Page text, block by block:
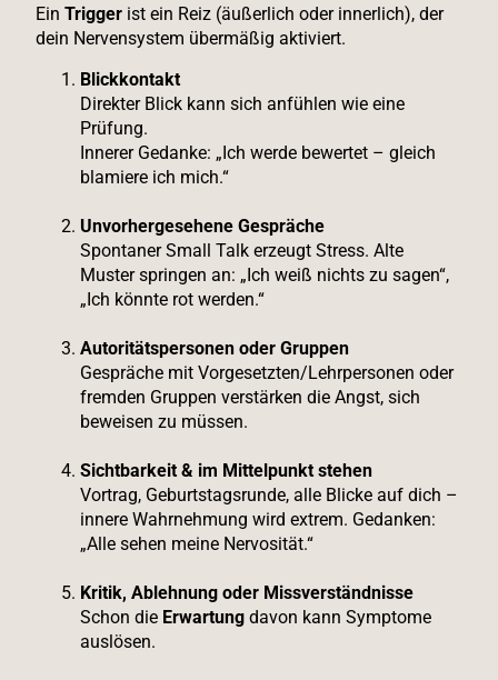
Ein Trigger ist ein Reiz (äußerlich oder innerlich), der
dein Nervensystem übermäßig aktiviert.
Blickkontakt
Direkter Blick kann sich anfühlen wie eine
Prüfung.
Innerer Gedanke: „Ich werde bewertet – gleich
blamiere ich mich.“
Unvorhergesehene Gespräche
Spontaner Small Talk erzeugt Stress. Alte
Muster springen an: „Ich weiß nichts zu sagen“,
„Ich könnte rot werden.“
Autoritätspersonen oder Gruppen
Gespräche mit Vorgesetzten/Lehrpersonen oder
fremden Gruppen verstärken die Angst, sich
beweisen zu müssen.
Sichtbarkeit & im Mittelpunkt stehen
Vortrag, Geburtstagsrunde, alle Blicke auf dich –
innere Wahrnehmung wird extrem. Gedanken:
„Alle sehen meine Nervosität.“
Kritik, Ablehnung oder Missverständnisse
Schon die Erwartung davon kann Symptome
auslösen.